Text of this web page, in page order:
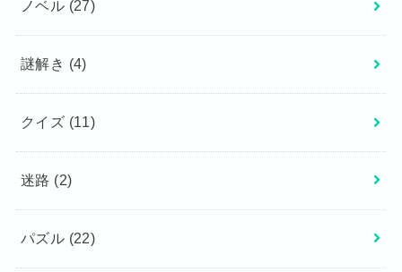
ノベル (27)
謎解き (4)
クイズ (11)
迷路 (2)
パズル (22)